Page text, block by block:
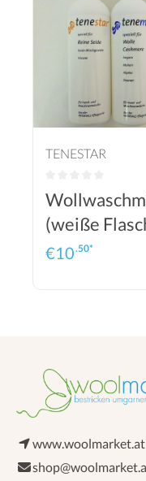
TENESTAR
(weiße
€10.50*
www.woolmarket.at